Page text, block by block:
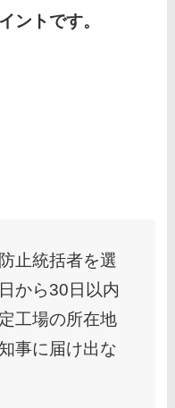
ントです。
止統括者を選
から30日以内
工場の所在地
事に届け出な